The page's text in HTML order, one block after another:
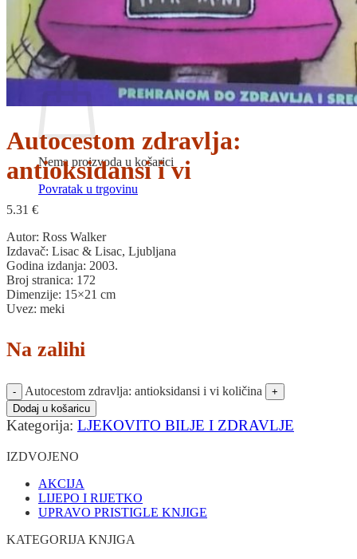
Nema proizvoda u košarici
Košarica
Nema proizvoda u košarici
Povratak u trgovinu
Autocestom zdravlja:
antioksidansi i vi
5.31 €
Autor: Ross Walker
Izdavač: Lisac & Lisac, Ljubljana
Godina izdanja: 2003.
Broj stranica: 172
Dimenzije: 15×21 cm
Uvez: meki
Na zalihi
Autocestom zdravlja: antioksidansi i vi količina
Dodaj u košaricu
Kategorija: LJEKOVITO BILJE I ZDRAVLJE
IZDVOJENO
AKCIJA
LIJEPO I RIJETKO
UPRAVO PRISTIGLE KNJIGE
KATEGORIJA KNJIGA